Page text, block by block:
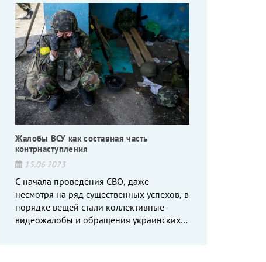
Жалобы ВСУ как составная часть
контрнаступления
15.06.2023
С начала проведения СВО, даже
несмотря на ряд существенных успехов, в
порядке вещей стали коллективные
видеожалобы и обращения украинских